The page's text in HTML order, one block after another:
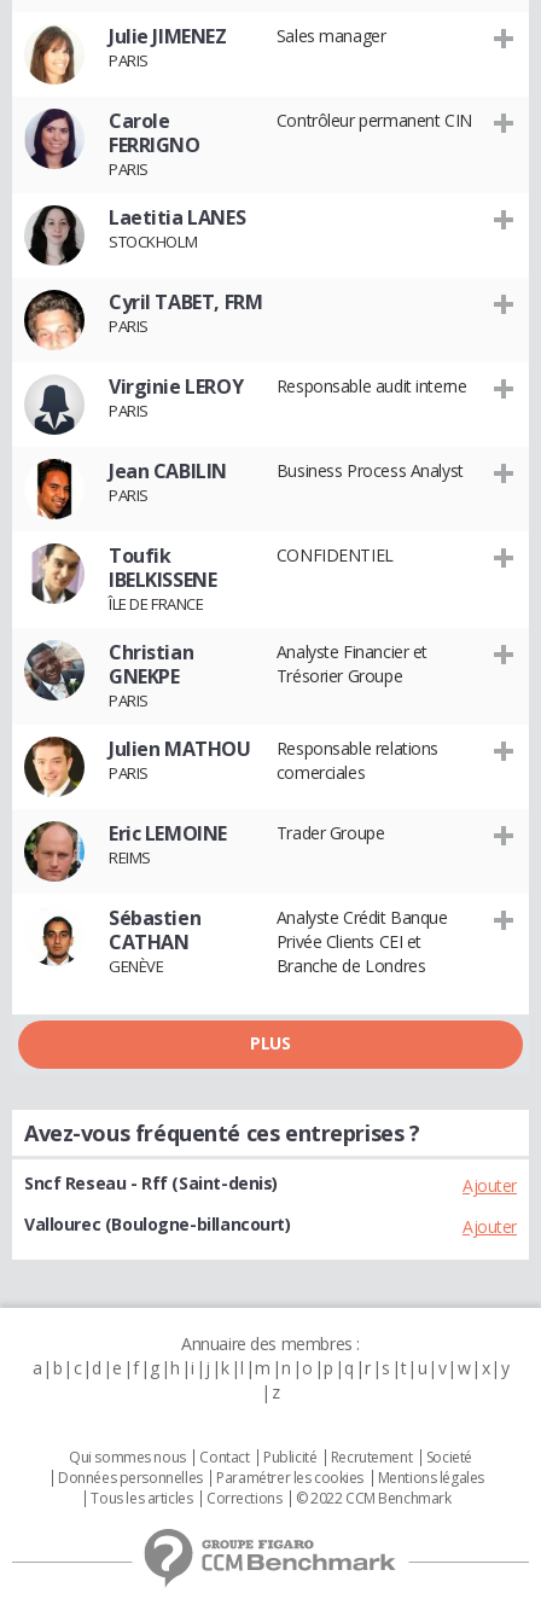
Julie JIMENEZ
PARIS
Sales manager
Carole
FERRIGNO
PARIS
Contrôleur permanent CIN
Laetitia LANES
STOCKHOLM
Cyril TABET, FRM
PARIS
Virginie LEROY
PARIS
Responsable audit interne
Jean CABILIN
PARIS
Business Process Analyst
Toufik
IBELKISSENE
ÎLE DE FRANCE
CONFIDENTIEL
Christian
GNEKPE
PARIS
Analyste Financier et
Trésorier Groupe
Julien MATHOU
PARIS
Responsable relations
comerciales
Eric LEMOINE
REIMS
Trader Groupe
Sébastien
CATHAN
GENÈVE
Analyste Crédit Banque
Privée Clients CEI et
Branche de Londres
PLUS
Avez-vous fréquenté ces entreprises ?
Ajouter
Sncf Reseau - Rff (Saint-denis)
Ajouter
Vallourec (Boulogne-billancourt)
Annuaire des membres :
a b c d e f g h i j k l m n o p q r s t u v w x y
z
Qui sommes nous Contact Publicité Recrutement
Societé
Données personnelles
Paramétrer les cookies
Mentions légales
Tous les articles
Corrections © 2022 CCM Benchmark